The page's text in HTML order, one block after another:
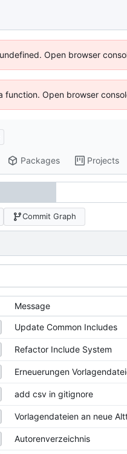
Open browser
Open browser
Packages Projects
Commit Graph
Message
Update Common Includes
Refactor Include System
Erneuerungen
add csv in gitignore
Vorlagendateien an neue
Autorenverzeichnis